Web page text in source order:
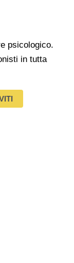
psicologico.
in tutta